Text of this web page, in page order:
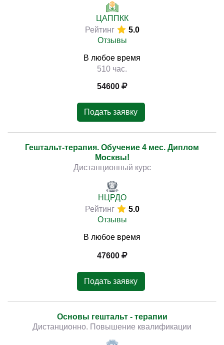
ЦАППКК
Рейтинг
5.0
Отзывы
В любое время
510 час.
54600
Подать заявку
Гештальт-терапия. Обучение 4 мес. Диплом
Москвы!
Дистанционный курс
НЦРДО
Рейтинг
5.0
Отзывы
В любое время
47600
Подать заявку
Основы гештальт - терапии
Дистанционно. Повышение квалификации